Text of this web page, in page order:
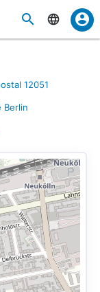
12051
Berlin